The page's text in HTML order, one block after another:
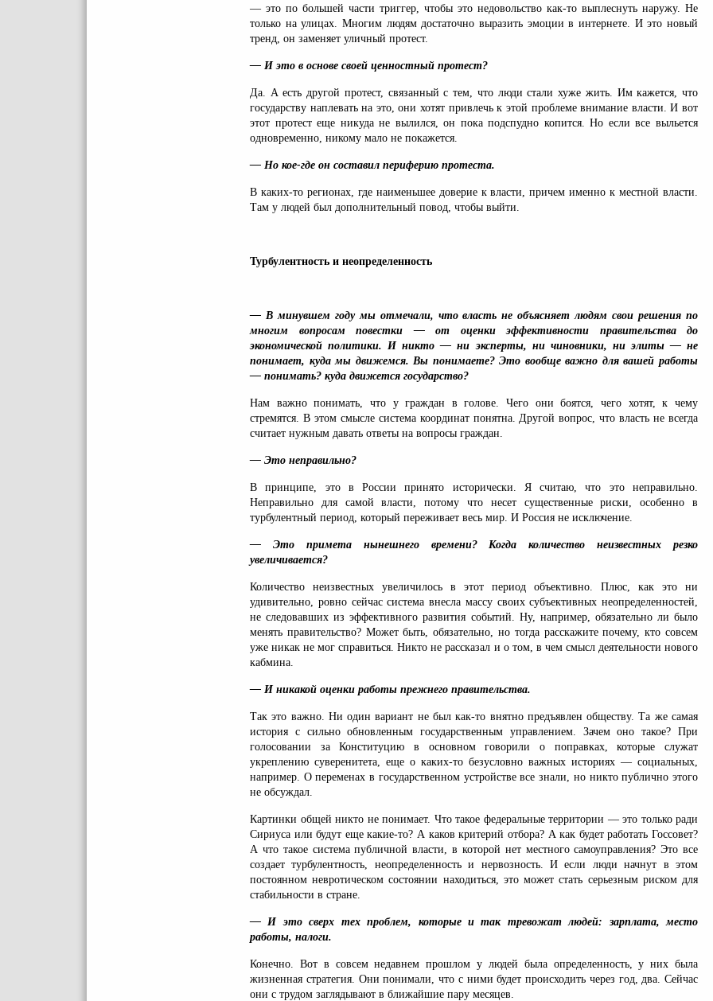
— это по большей части триггер, чтобы это недовольство как-то выплеснуть наружу. Не
только на улицах. Многим людям достаточно выразить эмоции в интернете. И это новый
тренд, он заменяет уличный протест.
— И это в основе своей ценностный протест?
Да. А есть другой протест, связанный с тем, что люди стали хуже жить. Им кажется, что
государству наплевать на это, они хотят привлечь к этой проблеме внимание власти. И вот
этот протест еще никуда не вылился, он пока подспудно копится. Но если все выльется
одновременно, никому мало не покажется.
— Но кое-где он составил периферию протеста.
В каких-то регионах, где наименьшее доверие к власти, причем именно к местной власти.
Там у людей был дополнительный повод, чтобы выйти.
Турбулентность и неопределенность
— В минувшем году мы отмечали, что власть не объясняет людям свои решения по
многим вопросам повестки — от оценки эффективности правительства до
экономической политики. И никто — ни эксперты, ни чиновники, ни элиты — не
понимает, куда мы движемся. Вы понимаете? Это вообще важно для вашей работы
— понимать? куда движется государство?
Нам важно понимать, что у граждан в голове. Чего они боятся, чего хотят, к чему
стремятся. В этом смысле система координат понятна. Другой вопрос, что власть не всегда
считает нужным давать ответы на вопросы граждан.
— Это неправильно?
В принципе, это в России принято исторически. Я считаю, что это неправильно.
Неправильно для самой власти, потому что несет существенные риски, особенно в
турбулентный период, который переживает весь мир. И Россия не исключение.
— Это примета нынешнего времени? Когда количество неизвестных резко
увеличивается?
Количество неизвестных увеличилось в этот период объективно. Плюс, как это ни
удивительно, ровно сейчас система внесла массу своих субъективных неопределенностей,
не следовавших из эффективного развития событий. Ну, например, обязательно ли было
менять правительство? Может быть, обязательно, но тогда расскажите почему, кто совсем
уже никак не мог справиться. Никто не рассказал и о том, в чем смысл деятельности нового
кабмина.
— И никакой оценки работы прежнего правительства.
Так это важно. Ни один вариант не был как-то внятно предъявлен обществу. Та же самая
история с сильно обновленным государственным управлением. Зачем оно такое? При
голосовании за Конституцию в основном говорили о поправках, которые служат
укреплению суверенитета, еще о каких-то безусловно важных историях — социальных,
например. О переменах в государственном устройстве все знали, но никто публично этого
не обсуждал.
Картинки общей никто не понимает. Что такое федеральные территории — это только ради
Сириуса или будут еще какие-то? А каков критерий отбора? А как будет работать Госсовет?
А что такое система публичной власти, в которой нет местного самоуправления? Это все
создает турбулентность, неопределенность и нервозность. И если люди начнут в этом
постоянном невротическом состоянии находиться, это может стать серьезным риском для
стабильности в стране.
— И это сверх тех проблем, которые и так тревожат людей: зарплата, место
работы, налоги.
Конечно. Вот в совсем недавнем прошлом у людей была определенность, у них была
жизненная стратегия. Они понимали, что с ними будет происходить через год, два. Сейчас
они с трудом заглядывают в ближайшие пару месяцев.